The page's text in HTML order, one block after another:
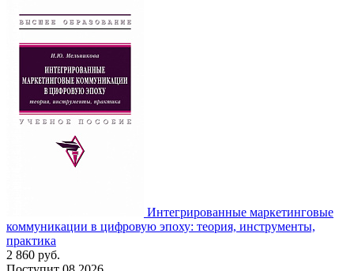
Интегрированные маркетинговые
коммуникации в цифровую эпоху: теория, инструменты,
практика
2 860 руб.